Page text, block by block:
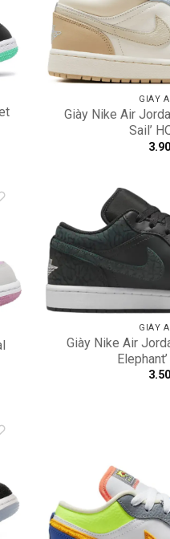
GIÀY
Giày Nike Air
Sail’
GIÀY
Giày Nike Air